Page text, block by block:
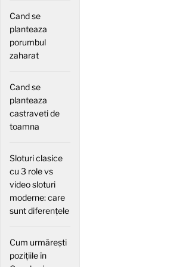
Cand se
planteaza
porumbul
zaharat
Cand se
planteaza
castraveti de
toamna
Sloturi clasice
cu 3 role vs
video sloturi
moderne: care
sunt diferențele
Cum urmărești
pozițiile în